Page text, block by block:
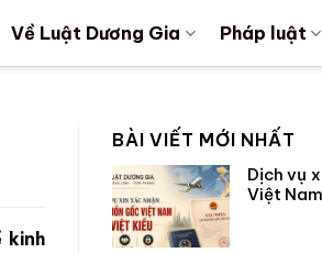
Về Luật Dương Gia Pháp luật
kinh
BÀI VIẾT MỚI NHẤT
Dịch vụ
Việt